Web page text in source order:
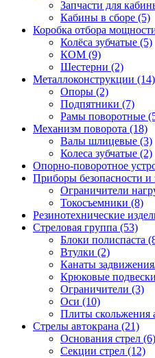
Запчасти для
Кабины в сборе (5)
Коробка отбора
Колёса зубчатые (5)
КОМ (9)
Шестерни (2)
Металлоконструкции (14)
Опоры (2)
Подпятники (7)
Рамы поворотные
Механизм поворота (18)
Валы шлицевые (3)
Колеса зубчатые (2)
Опорно-поворотное
Приборы безопасности и
Ограничители
Токосъемники (8)
Резинотехнические
Стреловая группа (53)
Блоки полиспаста
Втулки (2)
Канаты
Крюковые подвески
Ограничители (3)
Оси (10)
Плиты скольжения
Стрелы автокрана (21)
Основания стрел (6)
Секции стрел (12)